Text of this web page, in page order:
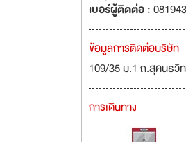
เบอร์ผู้ติดต่อ :
ข้อมูลการติดต่อบริษัท
109/35 ม.1 ถ.สุคนธวิ
การเดินทาง